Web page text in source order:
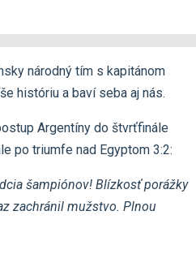
národný tím s kapitánom
históriu a baví seba aj nás.
Argentíny do štvrťfinále
po triumfe nad Egyptom 3:2:
šampiónov! Blízkosť porážky
zachránil mužstvo. Plnou